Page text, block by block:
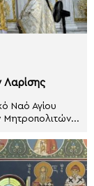
Λαρίσης
Ναό Αγίου
Μητροπολιτών...